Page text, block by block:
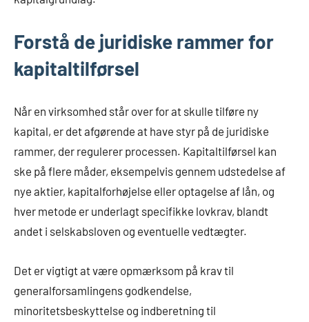
Forstå de juridiske rammer for
kapitaltilførsel
Når en virksomhed står over for at skulle tilføre ny
kapital, er det afgørende at have styr på de juridiske
rammer, der regulerer processen. Kapitaltilførsel kan
ske på flere måder, eksempelvis gennem udstedelse af
nye aktier, kapitalforhøjelse eller optagelse af lån, og
hver metode er underlagt specifikke lovkrav, blandt
andet i selskabsloven og eventuelle vedtægter.
Det er vigtigt at være opmærksom på krav til
generalforsamlingens godkendelse,
minoritetsbeskyttelse og indberetning til